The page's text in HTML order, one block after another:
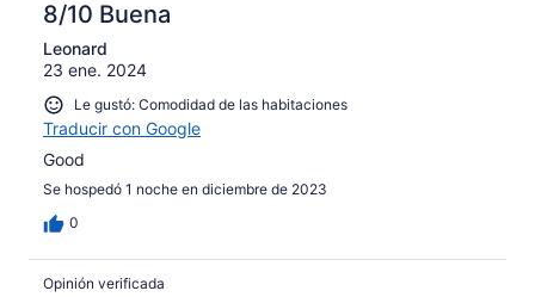
8/10 Buena
Leonard
23 ene. 2024
Le gustó: Comodidad de las habitaciones
Traducir con Google
Good
Se hospedó 1 noche en diciembre de 2023
0
Opinión verificada